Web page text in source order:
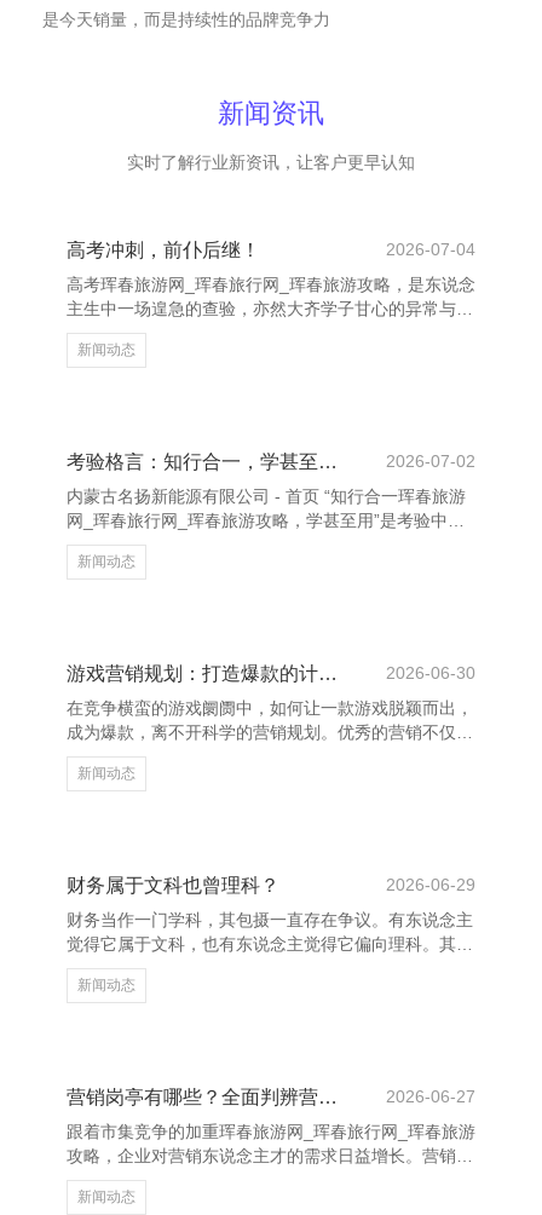
是今天销量，而是持续性的品牌竞争力
新闻资讯
实时了解行业新资讯，让客户更早认知
高考冲刺，前仆后继！
2026-07-04
高考珲春旅游网_珲春旅行网_珲春旅游攻略，是东说念
主生中一场遑急的查验，亦然大齐学子甘心的异常与伊
始。如今，距离高考已干与终末的冲刺阶段，每一个考
生齐在为梦思而长途拼搏。 在这关节时间，心态尤为
态，肯定我方的长途终会有陈说。 内蒙古名扬新能源
有限公司 - 首页 在温习历程中，要顾惜步调，科学安
排时期，查漏补缺，提升端正。每一科的温习齐要有蓄
意、有重心，
新闻动态
考验格言：知行合一，学甚至用。
2026-07-02
内蒙古名扬新能源有限公司 - 首页 “知行合一珲春旅游
网_珲春旅行网_珲春旅游攻略，学甚至用”是考验中尽
头遑急的一条原则。它强调学问与施行的鸠集，宗旨将
所学应用于实质糊口和责任中，果真作念到学有所用。
了老到或取得证书，更遑急的是大约诈骗所学学问去贬
臆造题、改善糊口。 “学甚至用”不仅有助于普及个东谈
主智商，还能增强学习的能源。当学生看到我方的学问
新闻动态
游戏营销规划：打造爆款的计谋与技术
2026-06-30
在竞争横蛮的游戏阛阓中，如何让一款游戏脱颖而出，
成为爆款，离不开科学的营销规划。优秀的营销不仅能
提高游戏的曝光度，还能有用招引指标用户，提高滚动
率。 率先，明确指标用户是要害。不同游戏面向的受
验和专有的玩法是招引玩家的中枢。同期，相策应对媒
体、短视频平台进行创意宣传，约略快速扩大影响力。
举例，通过游戏实况视频、修复者日记或玩家UGC试
验，增强用户参与感
新闻动态
财务属于文科也曾理科？
2026-06-29
财务当作一门学科，其包摄一直存在争议。有东说念主
觉得它属于文科，也有东说念主觉得它偏向理科。其
实，财务既包含文科的秉性，也具备理科的逻辑性珲春
旅游网_珲春旅行网_珲春旅游攻略，是一种交叉型学
似之处。此外，财务分析中也需要一定的相通和写稿智
力，举例撰写文牍、解说数据等，这也更接近文科的学
习神气。 但从理科的角度看，财务离不开数学和统计
学的复旧。财务分析、
新闻动态
营销岗亭有哪些？全面判辨营销职位类型
2026-06-27
跟着市集竞争的加重珲春旅游网_珲春旅行网_珲春旅游
攻略，企业对营销东说念主才的需求日益增长。营销岗
亭种类繁密，涵盖市集推行、品牌开拓、客户搞定等多
个领域。了解不同营销职位的责任，有助于求职者更好
新闻动态